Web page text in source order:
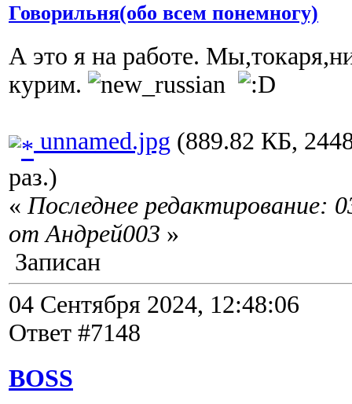
Говорильня(обо всем понемногу)
А это я на работе.
курим.
unnamed.jpg (889.82 КБ,
раз.)
«Последнее редактирование:
от Андрей003 »
Записан
04 Сентября 2024, 12:48:06
Ответ #7148
BOSS